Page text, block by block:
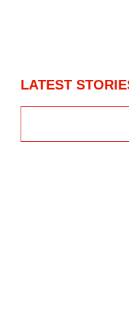
LATEST